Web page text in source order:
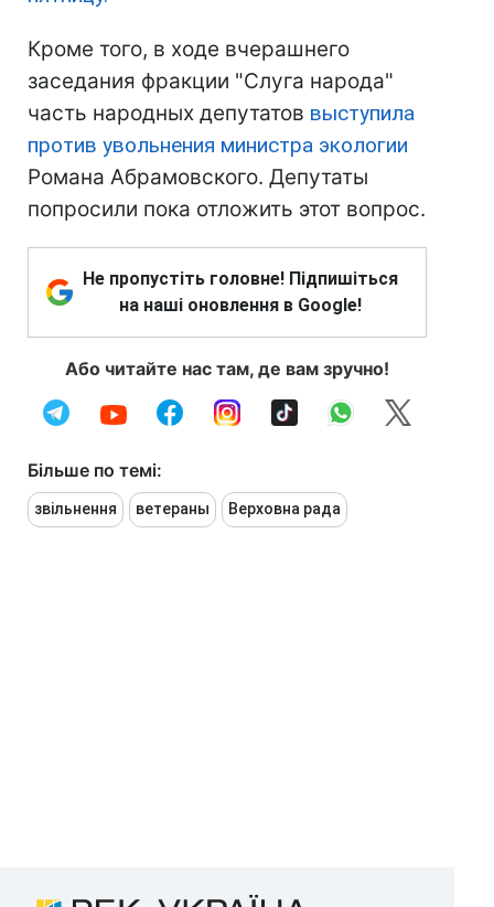
Кроме того, в ходе вчерашнего
заседания фракции "Слуга народа"
часть народных депутатов выступила
против увольнения министра экологии
Романа Абрамовского. Депутаты
попросили пока отложить этот вопрос.
Не пропустіть головне! Підпишіться
на наші оновлення в Google!
Або читайте нас там, де вам зручно!
Більше по темі:
звільнення ветераны Верховна рада